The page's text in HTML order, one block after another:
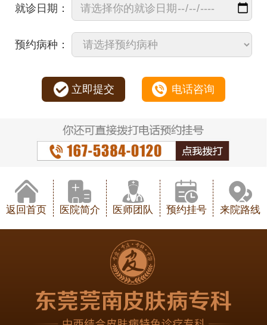
就诊日期：
预约病种：
立即提交 电话咨询
返回首页 医院简介 医师团队 预约挂号 来院路线